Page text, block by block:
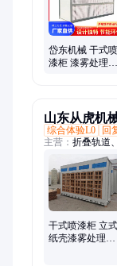
岱东机械 干式喷
漆柜 漆雾处理柜
山东从虎机
综合体验L0
回
主营： 折叠轨道
旋喷漆、废气处
淋塔、气旋混动
电除尘、布袋除
干式喷漆柜 立式
纸壳漆雾处理柜